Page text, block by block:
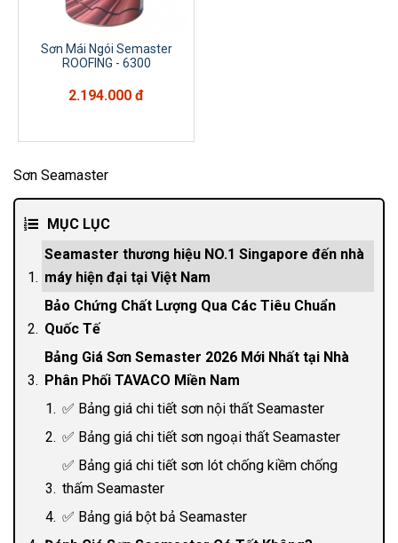
Sơn Mái Ngói Semaster
ROOFING - 6300
2.194.000 đ
Sơn Seamaster
MỤC LỤC
Seamaster thương hiệu NO.1 Singapore đến nhà
máy hiện đại tại Việt Nam
Bảo Chứng Chất Lượng Qua Các Tiêu Chuẩn
Quốc Tế
Bảng Giá Sơn Semaster 2026 Mới Nhất tại Nhà
Phân Phối TAVACO Miền Nam
✅ Bảng giá chi tiết sơn nội thất Seamaster
✅ Bảng giá chi tiết sơn ngoại thất Seamaster
✅ Bảng giá chi tiết sơn lót chống kiềm chống
thấm Seamaster
✅ Bảng giá bột bả Seamaster